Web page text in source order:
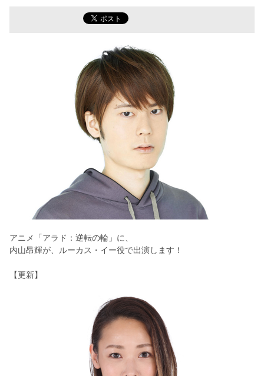
アニメ「アラド：逆転の輪」に、
内山昂輝が、ルーカス・イー役で出演します！
【更新】